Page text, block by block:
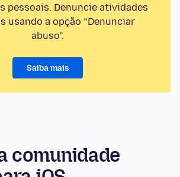
pessoais. Denuncie atividades
usando a opção “Denunciar
abuso”.
Saiba mais
comunidade